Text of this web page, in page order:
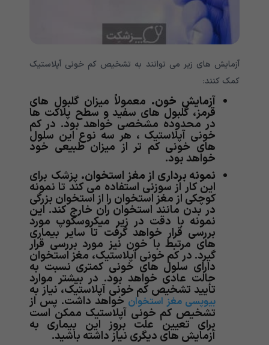
آزمایش های زیر می توانند به تشخیص کم خونی آپلاستیک
کمک کنند:
آزمایش خون. معمولاً میزان گلبول های
قرمز، گلبول های سفید و سطح پلاکت ها
در محدوده مشخصی خواهد بود. در کم
خونی آپلاستیک ، هر سه نوع این سلول
های خونی کم تر از میزان طبیعی خود
خواهد بود.
نمونه برداری از مغز استخوان. پزشک برای
این کار از سوزنی استفاده می کند تا نمونه
کوچکی از مغز استخوان را از استخوان بزرگی
در بدن مانند استخوان ران خارج کند. این
نمونه با دقت در زیر میکروسکوپ مورد
بررسی قرار خواهد گرفت تا سایر بیماری
های مرتبط با خون نیز مورد بررسی قرار
گیرد. در کم خونی آپلاستیک، مغز استخوان
دارای سلول های خونی کمتری نسبت به
حالت عادی خواهد بود. در بیشتر موارد
تأیید تشخیص کم خونی آپلاستیک، نیاز به
بیوپسی مغز استخوان خواهد داشت. پس از
تشخیص کم خونی آپلاستیک ممکن است
برای تعیین علت بروز این بیماری به
آزمایش های دیگری نیاز داشته باشید.